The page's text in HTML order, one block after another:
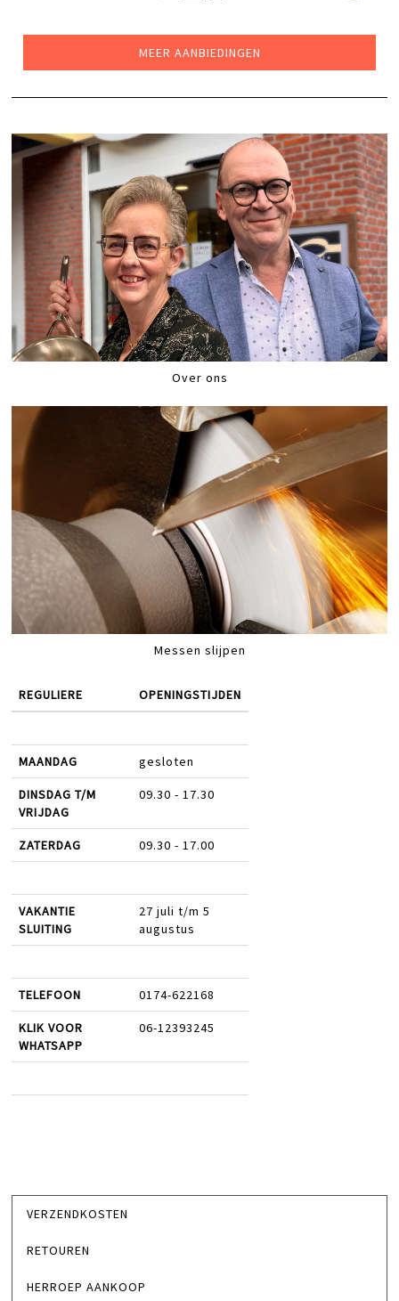
MEER AANBIEDINGEN
Over ons
Messen slijpen
REGULIERE OPENINGSTIJDEN
MAANDAG gesloten
DINSDAG T/M
VRIJDAG
09.30 - 17.30
ZATERDAG 09.30 - 17.00
VAKANTIE
SLUITING
27 juli t/m 5
augustus
TELEFOON 0174-622168
KLIK VOOR
WHATSAPP
06-12393245
VERZENDKOSTEN
RETOUREN
HERROEP AANKOOP